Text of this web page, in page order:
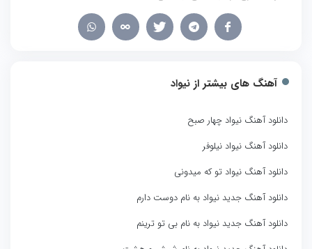
آهنگ های بیشتر از نیواد
دانلود آهنگ نیواد چهار صبح
دانلود آهنگ نیواد نیلوفر
دانلود آهنگ نیواد تو که میدونی
دانلود آهنگ جدید نیواد به نام دوست دارم
دانلود آهنگ جدید نیواد به نام بی تو ترینم